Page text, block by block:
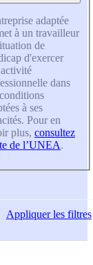
adaptée
à un travailleur
de
d'exercer
dans
à ses
Pour en
plus, consultez
de l’UNEA.
Appliquerles filtres